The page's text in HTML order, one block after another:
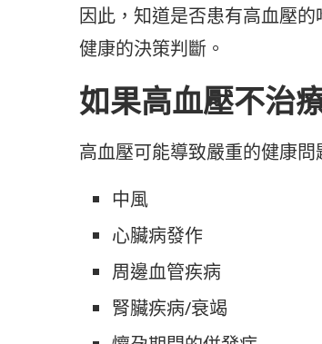
因此，知道是否患有高血壓
健康的決策判斷。
如果高血壓不治
高血壓可能導致嚴重的健康問
中風
心臟病發作
周邊血管疾病
腎臟疾病/衰竭